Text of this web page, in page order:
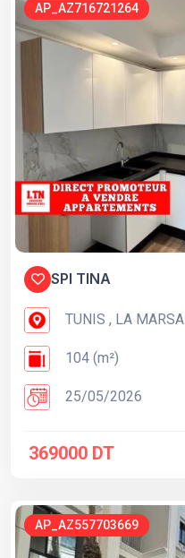
AP_AZ716721264
SPI TINA
TUNIS , LA MARSA
104 (m²)
25/05/2026
369000 DT
AP_AZ557703669